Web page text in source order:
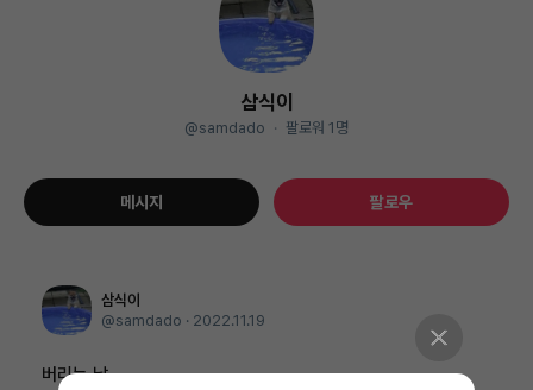
삼식이
@samdado · 팔로워 1 명
메시지 팔로우
삼식이
@samdado · 2022.11.19
버리는 날